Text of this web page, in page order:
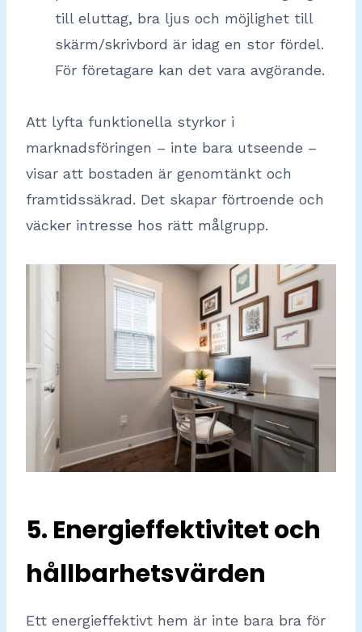
till eluttag, bra ljus och möjlighet till
skärm/skrivbord är idag en stor fördel.
För företagare kan det vara avgörande.
Att lyfta funktionella styrkor i
marknadsföringen – inte bara utseende –
visar att bostaden är genomtänkt och
framtidssäkrad. Det skapar förtroende och
väcker intresse hos rätt målgrupp.
5. Energieffektivitet och
hållbarhetsvärden
Ett energieffektivt hem är inte bara bra för